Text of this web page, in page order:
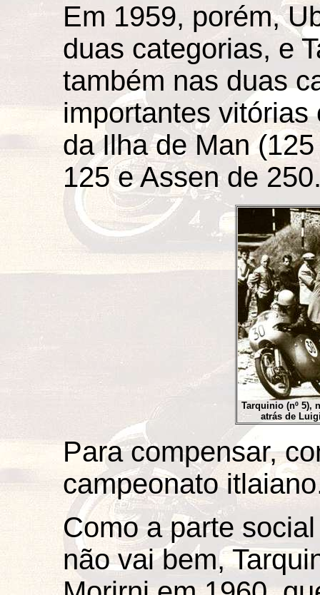
Em 1959, porém,
duas categorias, e
também nas duas
importantes
da Ilha de Man
125 e Assen de
Tarquinio (nº 5),
atrás de
Para compensar,
campeonato
Como a parte
não vai bem,